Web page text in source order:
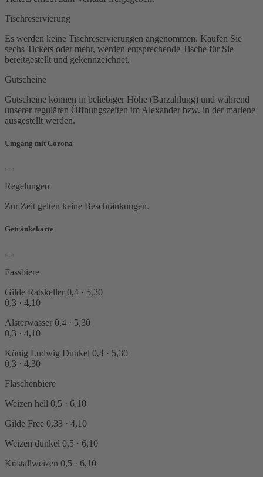
Tischreservierung
Es werden keine Tischreservierungen angenommen. Kaufen Sie
sechs Tickets oder mehr, werden entsprechende Tische für Sie
bereitgestellt und gekennzeichnet.
Gutscheine
Gutscheine können in beliebiger Höhe (Barzahlung) und während
unserer regulären Öffnungszeiten im Alexander bzw. in der marlene
ausgestellt werden.
Umgang mit Corona
Regelungen
Zur Zeit gelten keine Beschränkungen.
Getränkekarte
Fassbiere
Gilde Ratskeller 0,4 · 5,30
0,3 · 4,10
Alsterwasser 0,4 · 5,30
0,3 · 4,10
König Ludwig Dunkel 0,4 · 5,30
0,3 · 4,30
Flaschenbiere
Weizen hell 0,5 · 6,10
Gilde Free 0,33 · 4,10
Weizen dunkel 0,5 · 6,10
Kristallweizen 0,5 · 6,10